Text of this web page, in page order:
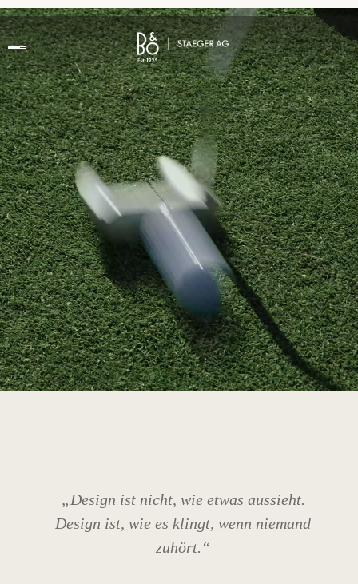
„Design ist nicht, wie etwas aussieht.
Design ist, wie es klingt, wenn niemand
zuhört.“